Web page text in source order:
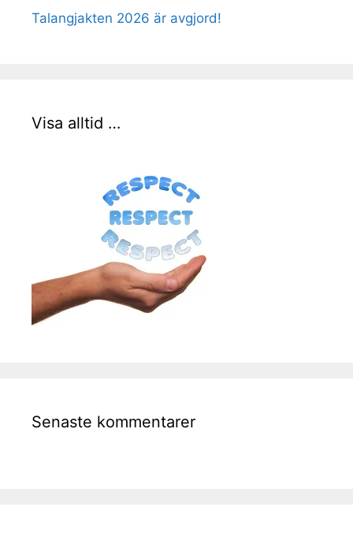
Talangjakten 2026 är avgjord!
Visa alltid …
Senaste kommentarer